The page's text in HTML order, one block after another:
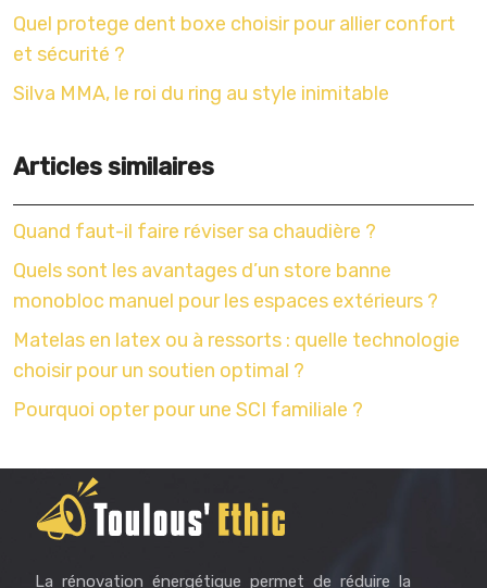
Quel protege dent boxe choisir pour allier confort
et sécurité ?
Silva MMA, le roi du ring au style inimitable
Articles similaires
Quand faut-il faire réviser sa chaudière ?
Quels sont les avantages d’un store banne
monobloc manuel pour les espaces extérieurs ?
Matelas en latex ou à ressorts : quelle technologie
choisir pour un soutien optimal ?
Pourquoi opter pour une SCI familiale ?
La rénovation énergétique permet de réduire la